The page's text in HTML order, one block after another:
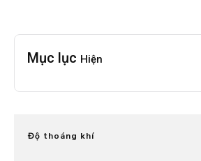
Mục lục Hiện
Độ thoáng khí